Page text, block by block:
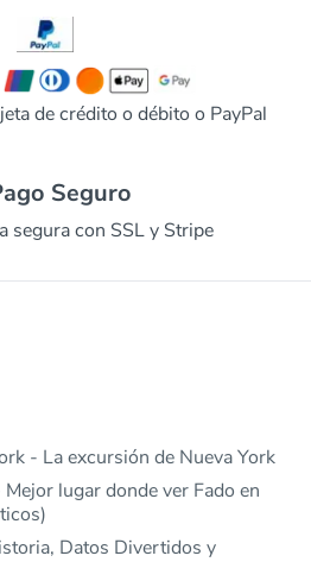
de crédito o débito o PayPal
Seguro
segura con SSL y Stripe
- La excursión de Nueva York
lugar donde ver Fado en
Datos Divertidos y